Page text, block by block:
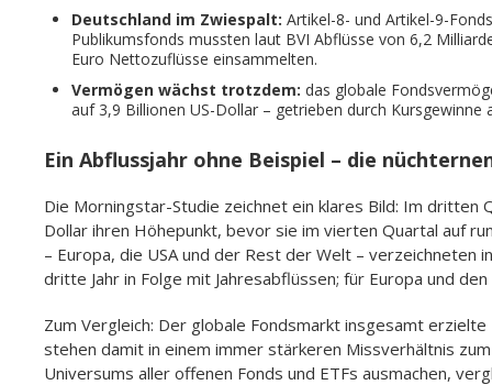
Deutschland im Zwiespalt: Artikel-8- und Artikel-9-
Publikumsfonds mussten laut BVI Abflüsse von 6,2
Euro Nettozuflüsse einsammelten.
Vermögen wächst trotzdem: das globale
auf 3,9 Billionen US-Dollar – getrieben durch
Ein Abflussjahr ohne Beispiel – die
Die Morningstar-Studie zeichnet ein klares Bild: Im
Dollar ihren Höhepunkt, bevor sie im vierten Quartal auf
– Europa, die USA und der Rest der Welt –
dritte Jahr in Folge mit Jahresabflüssen; für Europa und
Zum Vergleich: Der globale Fondsmarkt insgesamt
stehen damit in einem immer stärkeren Missverhältnis
Universums aller offenen Fonds und ETFs ausmachen,